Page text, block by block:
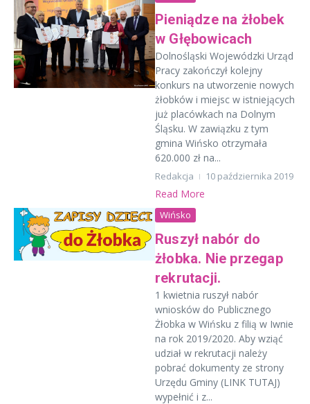
Pieniądze na żłobek
w Głębowicach
Dolnośląski Wojewódzki Urząd
Pracy zakończył kolejny
konkurs na utworzenie nowych
żłobków i miejsc w istniejących
już placówkach na Dolnym
Śląsku. W zawiązku z tym
gmina Wińsko otrzymała
620.000 zł na...
Redakcja 10 października 2019
Read More
Wińsko
Ruszył nabór do
żłobka. Nie przegap
rekrutacji.
1 kwietnia ruszył nabór
wniosków do Publicznego
Żłobka w Wińsku z filią w Iwnie
na rok 2019/2020. Aby wziąć
udział w rekrutacji należy
pobrać dokumenty ze strony
Urzędu Gminy (LINK TUTAJ)
wypełnić i z...